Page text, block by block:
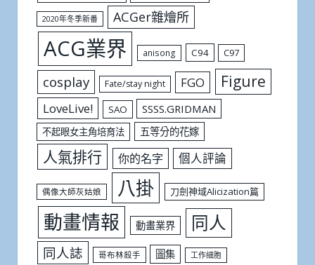
2020年冬季新番 ACGer雜燴所
ACG業界 anisong C94 C97
cosplay Fate/stay night FGO Figure
LoveLive! SAO SSSS.GRIDMAN
不起眼女主角培育法 五等分的花嫁
人氣排行 你的名字 個人評論
偶像大師灰姑娘 八掛 刀劍神域Alicization篇
動畫情報 動畫業界 同人
同人誌 哥布林殺手 圖集 工作細胞